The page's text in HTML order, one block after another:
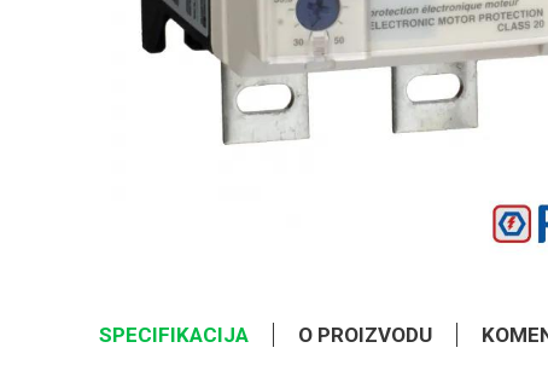
SPECIFIKACIJA O PROIZVODU